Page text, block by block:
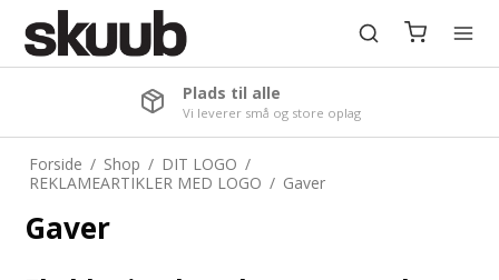
Plads til alle
Vi leverer små og store oplag
Forside / Shop / DIT LOGO /
REKLAMEARTIKLER MED LOGO / Gaver
Gaver